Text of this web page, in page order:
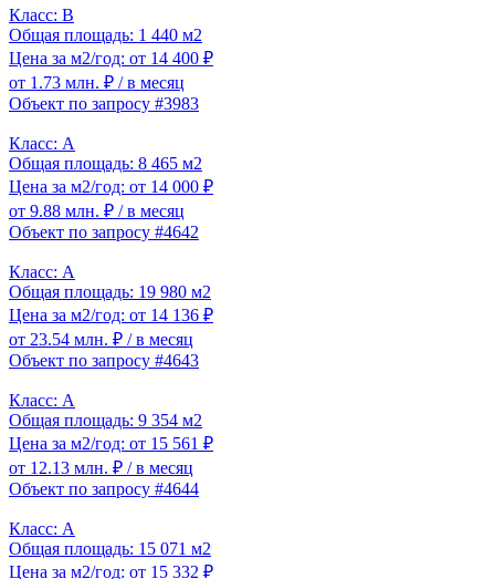
Класс: B
Общая площадь: 1 440 м2
Цена за м2/год: от 14 400 ₽
от 1.73 млн. ₽ / в месяц
Объект по запросу #3983
Класс: A
Общая площадь: 8 465 м2
Цена за м2/год: от 14 000 ₽
от 9.88 млн. ₽ / в месяц
Объект по запросу #4642
Класс: A
Общая площадь: 19 980 м2
Цена за м2/год: от 14 136 ₽
от 23.54 млн. ₽ / в месяц
Объект по запросу #4643
Класс: A
Общая площадь: 9 354 м2
Цена за м2/год: от 15 561 ₽
от 12.13 млн. ₽ / в месяц
Объект по запросу #4644
Класс: A
Общая площадь: 15 071 м2
Цена за м2/год: от 15 332 ₽